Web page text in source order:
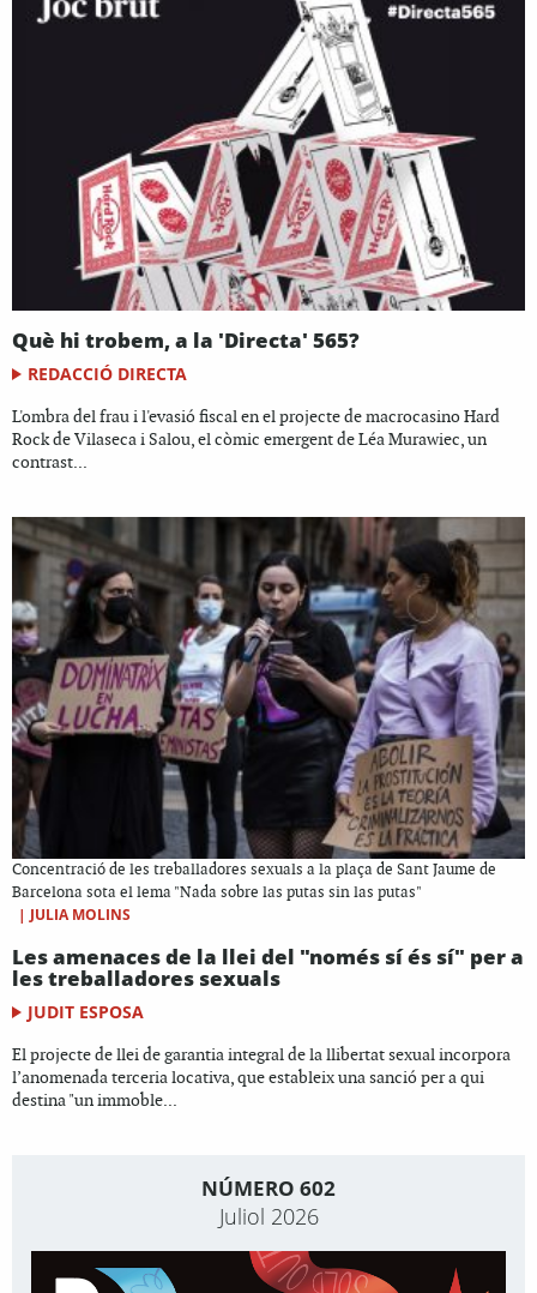
Què hi trobem, a la 'Directa' 565?
REDACCIÓ DIRECTA
L'ombra del frau i l'evasió fiscal en el projecte de macrocasino Hard
Rock de Vilaseca i Salou, el còmic emergent de Léa Murawiec, un
contrast...
Concentració de les treballadores sexuals a la plaça de Sant Jaume de
Barcelona sota el lema "Nada sobre las putas sin las putas"
| JULIA MOLINS
Les amenaces de la llei del "només sí és sí" per a
les treballadores sexuals
JUDIT ESPOSA
El projecte de llei de garantia integral de la llibertat sexual incorpora
l’anomenada terceria locativa, que estableix una sanció per a qui
destina "un immoble...
NÚMERO 602
Juliol 2026